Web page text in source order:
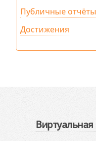
Публичные отчёты
Достижения